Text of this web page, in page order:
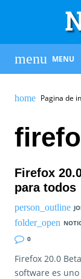
MENU
Pagina de
Firefox
para todos
0
Firefox 20.0
software es